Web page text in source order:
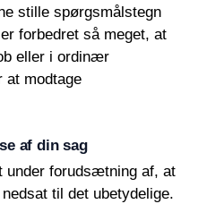
stille spørgsmålstegn
forbedret så meget, at
eller i ordinær
modtage
af din sag
under forudsætning af, at
til det ubetydelige.